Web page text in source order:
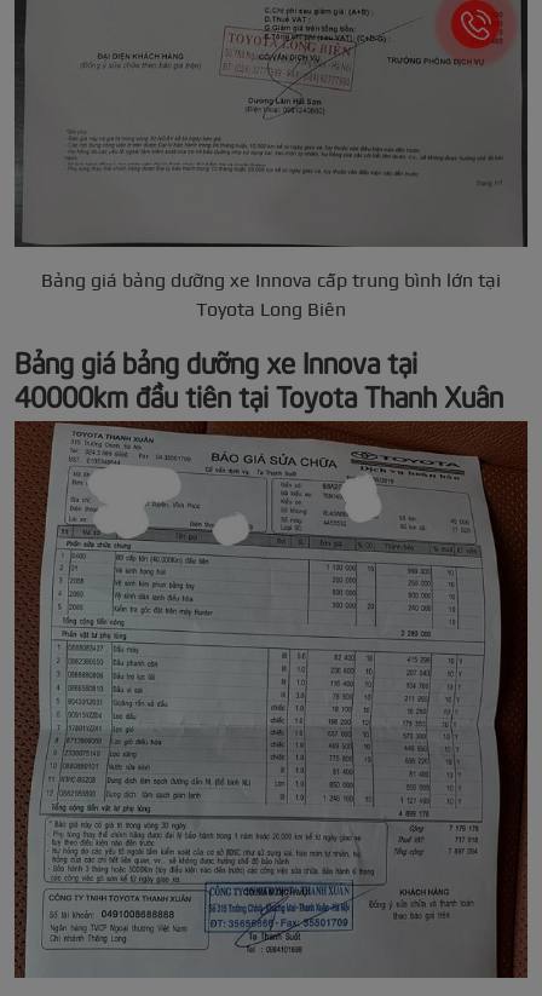
Bảng giá bảng dưỡng xe Innova cấp trung bình lớn tại
Toyota Long Biên
Bảng giá bảng dưỡng xe Innova tại
40000km đầu tiên tại Toyota Thanh Xuân